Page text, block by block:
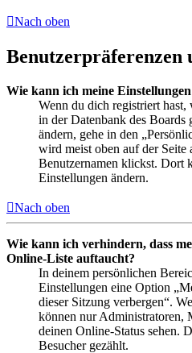
Nach oben
Benutzerpräferenzen
Wie kann ich meine
Wenn du dich registriert
in der Datenbank des Boards
ändern, gehe in den
wird meist oben auf der Seite
Benutzernamen klickst. Dort
Einstellungen ändern.
Nach oben
Wie kann ich verhindern, dass
Online-Liste auftaucht?
In deinem persönlichen
Einstellungen eine Option
dieser Sitzung verbergen“.
können nur Administratoren,
deinen Online-Status sehen.
Besucher gezählt.